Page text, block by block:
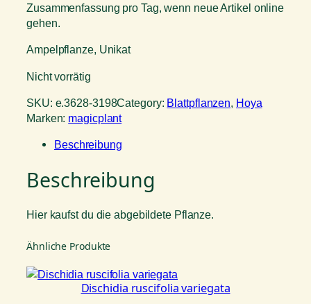
Zusammenfassung pro Tag, wenn neue Artikel online
gehen.
Ampelpflanze, Unikat
Nicht vorrätig
SKU: e.3628-3198Category: Blattpflanzen, Hoya
Marken: magicplant
Beschreibung
Beschreibung
Hier kaufst du die abgebildete Pflanze.
Ähnliche Produkte
Dischidia ruscifolia variegata